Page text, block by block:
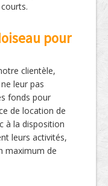
pour
clientèle,
leur pas
fonds pour
de location de
à la disposition
leurs activités,
maximum de